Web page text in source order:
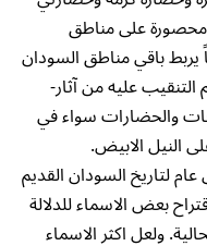
محصورة على مناطق
باقي مناطق السودان
التنقيب عليه من آثار-
والحضارات سواء في
النيل الابيض.
لتاريخ السودان القديم
بعض الاسماء للدلالة
ولعل اكثر الاسماء